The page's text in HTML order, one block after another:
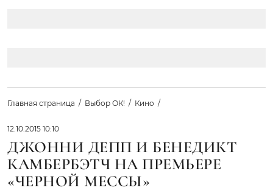
Главная страница Выбор ОК! Кино
12.10.2015 10:10
ДЖОННИ ДЕПП И БЕНЕДИКТ
КАМБЕРБЭТЧ НА ПРЕМЬЕРЕ
«ЧЕРНОЙ МЕССЫ»